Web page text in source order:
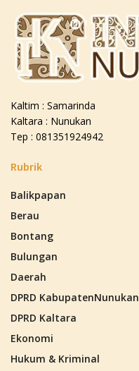
Kaltim : Samarinda
Kaltara : Nunukan
Tep : 081351924942
Rubrik
Balikpapan
Berau
Bontang
Bulungan
Daerah
DPRD KabupatenNunukan
DPRD Kaltara
Ekonomi
Hukum & Kriminal